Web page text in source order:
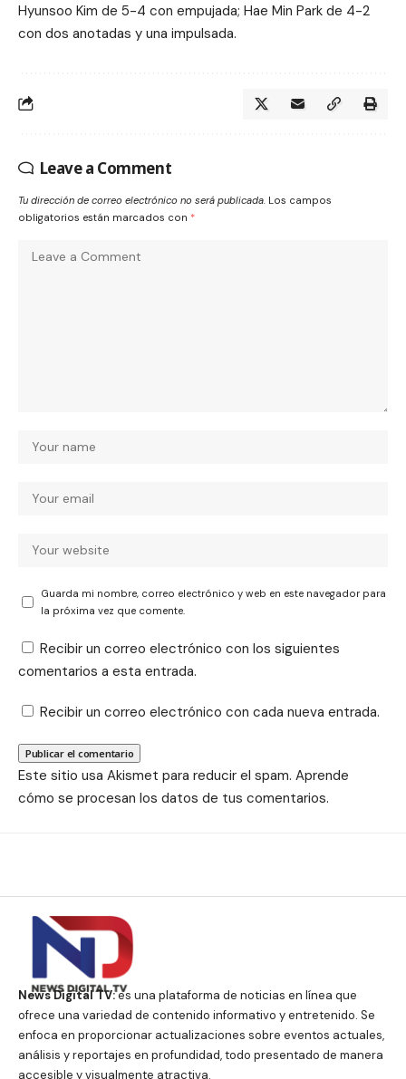
Hyunsoo Kim de 5-4 con empujada; Hae Min Park de 4-2
con dos anotadas y una impulsada.
Leave a Comment
Tu dirección de correo electrónico no será publicada. Los campos
obligatorios están marcados con *
Guarda mi nombre, correo electrónico y web en este navegador para
la próxima vez que comente.
Recibir un correo electrónico con los siguientes
comentarios a esta entrada.
Recibir un correo electrónico con cada nueva entrada.
Este sitio usa Akismet para reducir el spam. Aprende
cómo se procesan los datos de tus comentarios.
News Digital TV:es una plataforma de noticias en línea que
ofrece una variedad de contenido informativo y entretenido. Se
enfoca en proporcionar actualizaciones sobre eventos actuales,
análisis y reportajes en profundidad, todo presentado de manera
accesible y visualmente atractiva.